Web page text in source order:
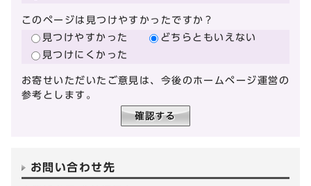
このページは見つけやすかったですか？
見つけやすかった
どちらともいえない
見つけにくかった
お寄せいただいたご意見は、今後のホームページ運営の
参考とします。
お問い合わせ先